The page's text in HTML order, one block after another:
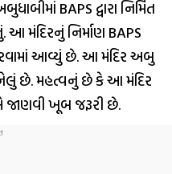
BAPS દ્વારા નિર્મિત
આ મંદિરનું નિર્માણ BAPS
કરવામાં આવ્યું છે. આ મંદિર અબુ
છે. મહત્વનું છે કે આ મંદિર
જાણવી ખૂબ જરૂરી છે.